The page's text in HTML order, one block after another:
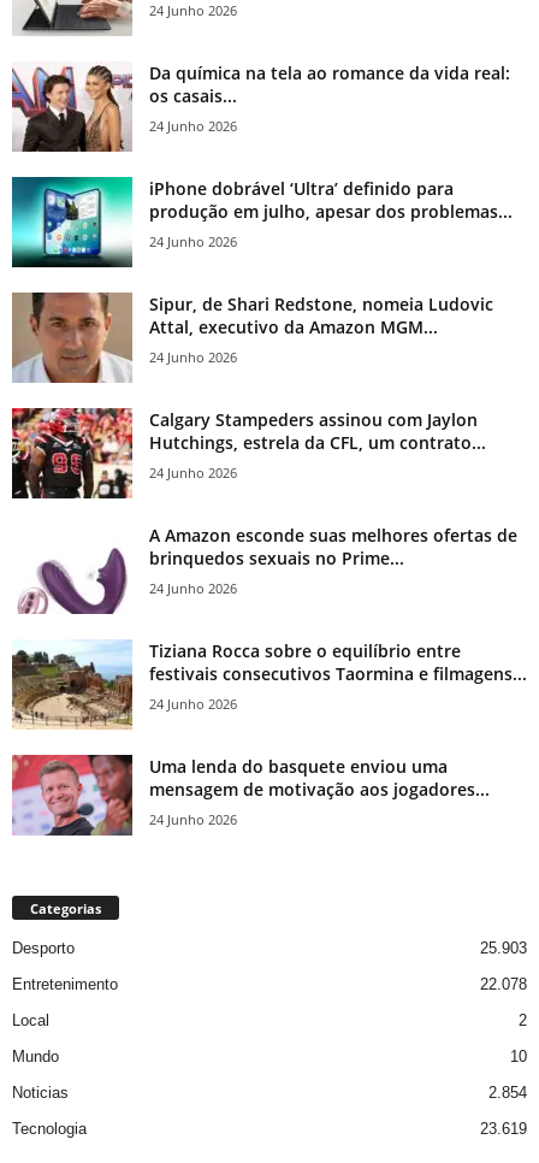
24 Junho 2026
Da química na tela ao romance da vida real:
os casais...
24 Junho 2026
iPhone dobrável ‘Ultra’ definido para
produção em julho, apesar dos problemas...
24 Junho 2026
Sipur, de Shari Redstone, nomeia Ludovic
Attal, executivo da Amazon MGM...
24 Junho 2026
Calgary Stampeders assinou com Jaylon
Hutchings, estrela da CFL, um contrato...
24 Junho 2026
A Amazon esconde suas melhores ofertas de
brinquedos sexuais no Prime...
24 Junho 2026
Tiziana Rocca sobre o equilíbrio entre
festivais consecutivos Taormina e filmagens...
24 Junho 2026
Uma lenda do basquete enviou uma
mensagem de motivação aos jogadores...
24 Junho 2026
Categorias
Desporto
25.903
Entretenimento
22.078
Local
2
Mundo
10
Noticias
2.854
Tecnologia
23.619